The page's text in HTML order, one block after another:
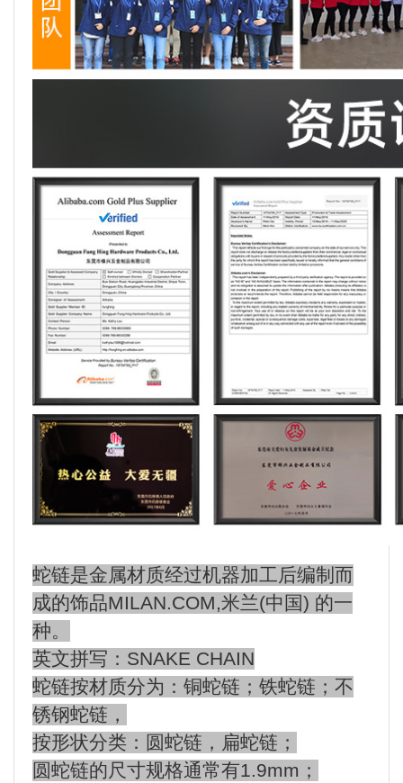
蛇链是金属材质经过机器加工后编制而
成的饰品MILAN.COM,米兰(中国) 的一
种。
英文拼写：SNAKE CHAIN
蛇链按材质分为：铜蛇链；铁蛇链；不
锈钢蛇链，
按形状分类：圆蛇链，扁蛇链；
圆蛇链的尺寸规格通常有1.9mm；